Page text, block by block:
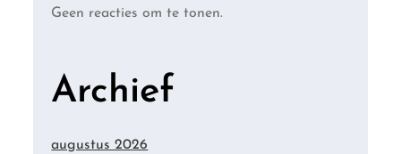
Geen reacties om te tonen.
Archief
augustus 2026